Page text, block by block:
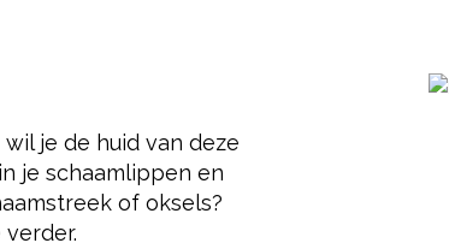
je de huid van deze
je schaamlippen en
of oksels?